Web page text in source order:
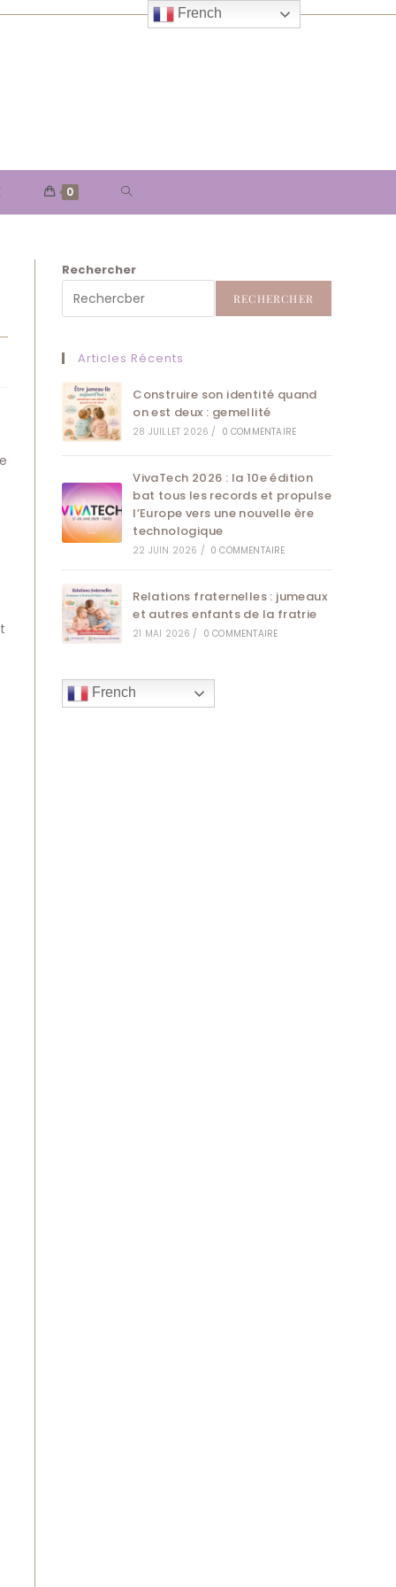
0 TOGGLE
SEARCH
Rechercher
RECHERCHER
Articles Récents
Construire son identité quand
on est deux : gemellité
28 JUILLET 2026 / 0 COMMENTAIRE
VivaTech 2026 : la 10e édition
bat tous les records et propulse
l’Europe vers une nouvelle ère
technologique
22 JUIN 2026 / 0 COMMENTAIRE
Relations fraternelles : jumeaux
et autres enfants de la fratrie
21 MAI 2026 / 0 COMMENTAIRE
French
French